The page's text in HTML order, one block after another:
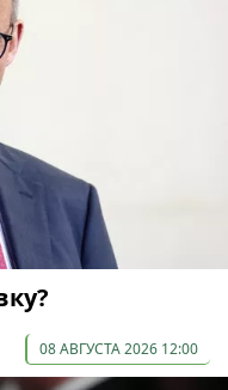
08 АВГУСТА 2026 12:00